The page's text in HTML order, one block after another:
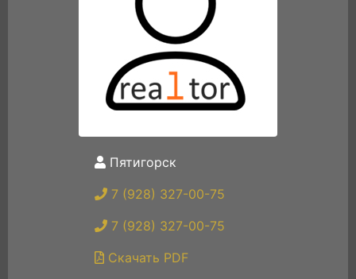
Пятигорск
7 (928) 327-00-75
7 (928) 327-00-75
Скачать PDF